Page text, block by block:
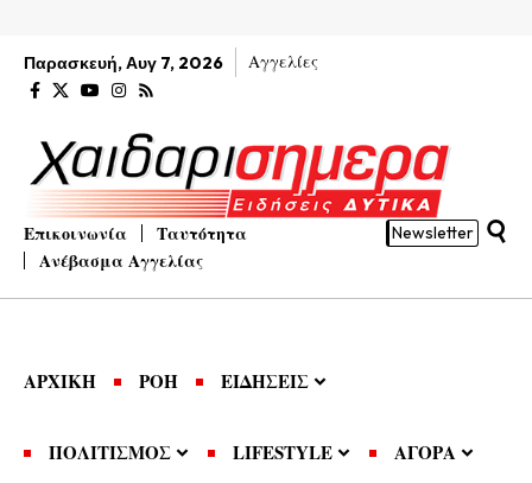
Παρασκευή, Αυγ 7, 2026 Αγγελίες
Επικοινωνία
Ταυτότητα
Ανέβασμα Αγγελίας
Newsletter
ΑΡΧΙΚΗ ΡΟΗ ΕΙΔΗΣΕΙΣ
ΠΟΛΙΤΙΣΜΟΣ LIFESTYLE ΑΓΟΡΑ